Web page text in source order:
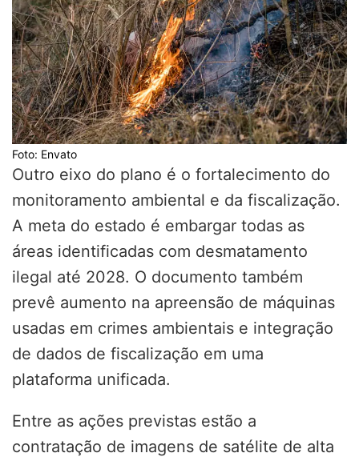
Foto: Envato
Outro eixo do plano é o fortalecimento do
monitoramento ambiental e da fiscalização.
A meta do estado é embargar todas as
áreas identificadas com desmatamento
ilegal até 2028. O documento também
prevê aumento na apreensão de máquinas
usadas em crimes ambientais e integração
de dados de fiscalização em uma
plataforma unificada.
Entre as ações previstas estão a
contratação de imagens de satélite de alta